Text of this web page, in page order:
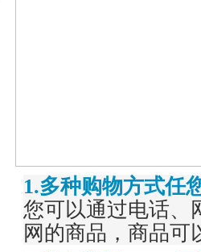
1.多种购物方式任
您可以通过电话、
网的商品，商品可